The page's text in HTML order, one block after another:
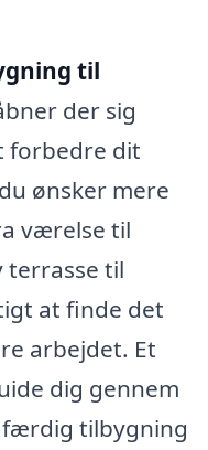
til
der sig
forbedre dit
ønsker mere
værelse til
terrasse til
at finde det
arbejdet. Et
dig gennem
færdig tilbygning